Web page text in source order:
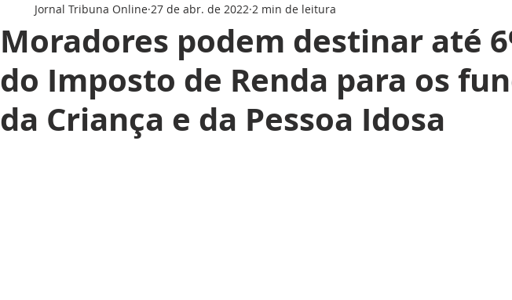
Saúde Cultura Mundo Destaque
Moradores podem destinar até
do Imposto de Renda para os
da Criança e da Pessoa Idosa
Jornal Tribuna Online 27 de abr. de 2022 2 min de leitura